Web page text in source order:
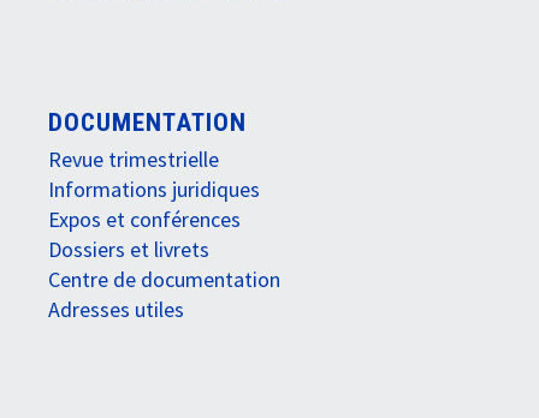
DOCUMENTATION
Revue trimestrielle
Informations juridiques
Expos et conférences
Dossiers et livrets
Centre de documentation
Adresses utiles